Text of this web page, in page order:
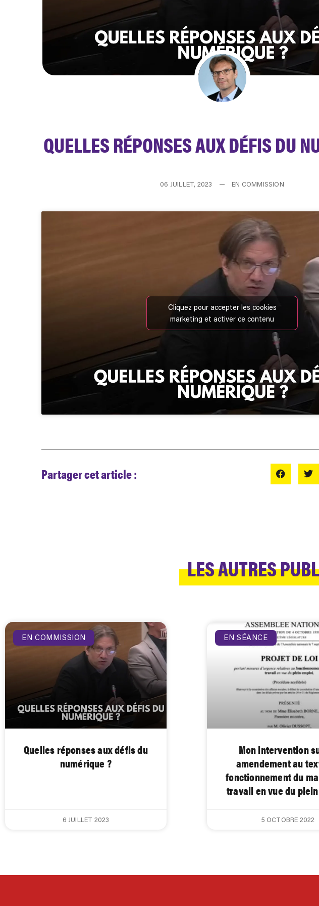
QUELLES RÉPONSES AUX DÉFIS DU
06 JUILLET, 2023 EN COMMISSION
Cliquez pour accepter les cookies
marketing et activer ce contenu
Partager cet article :
LES AUTRES
EN COMMISSION
Quelles réponses aux défis du
numérique ?
6 JUILLET 2023
EN SÉANCE
Mon intervention
amendement au
fonctionnement du
travail en vue du
5 OCTOBRE 2022